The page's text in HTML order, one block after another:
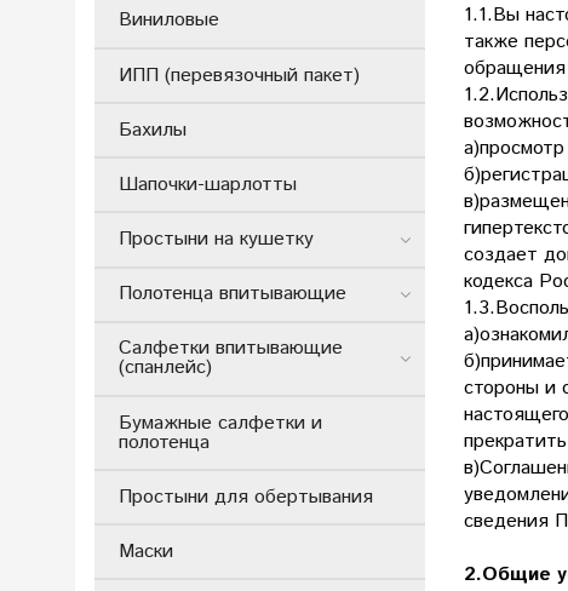
1.1.Вы
также
создает
кодекса
стороны и
сведения
2.Общие
Виниловые
ИПП (перевязочный пакет)
Бахилы
Шапочки-шарлотты
Простыни на кушетку
Полотенца впитывающие
Салфетки впитывающие
(спанлейс)
Бумажные салфетки и
полотенца
Простыни для обертывания
Маски